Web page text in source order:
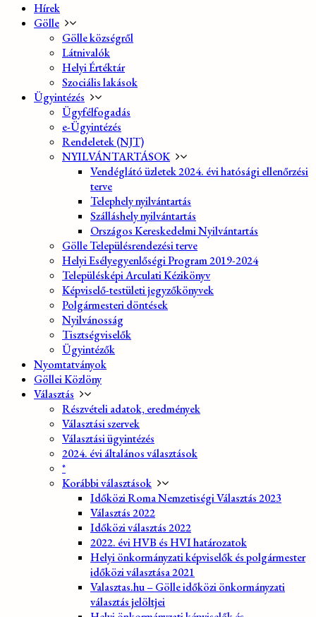
Hírek
Gölle
Gölle községről
Látnivalók
Helyi Értéktár
Szociális lakások
Ügyintézés
Ügyfélfogadás
e-Ügyintézés
Rendeletek (NJT)
NYILVÁNTARTÁSOK
Vendéglátó üzletek 2024. évi hatósági ellenőrzési
terve
Telephely nyilvántartás
Szálláshely nyilvántartás
Országos Kereskedelmi Nyilvántartás
Gölle Településrendezési terve
Helyi Esélyegyenlőségi Program 2019-2024
Településképi Arculati Kézikönyv
Képviselő-testületi jegyzőkönyvek
Polgármesteri döntések
Nyilvánosság
Tisztségviselők
Ügyintézők
Nyomtatványok
Göllei Közlöny
Választás
Részvételi adatok, eredmények
Választási szervek
Választási ügyintézés
2024. évi általános választások
*
Korábbi választások
Időközi Roma Nemzetiségi Választás 2023
Választás 2022
Időközi választás 2022
2022. évi HVB és HVI határozatok
Helyi önkormányzati képviselők és polgármester
időközi választása 2021
Valasztas.hu – Gölle időközi önkormányzati
választás jelöltjei